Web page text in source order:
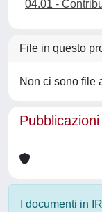
04.01 -
File in questo
Non ci sono file
I documenti in